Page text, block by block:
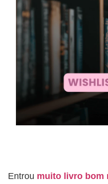
Entrou muito livro bom